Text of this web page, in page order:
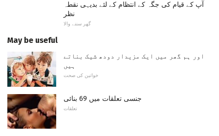
آپ کے قیام کی جگہ کے انتظام کے لئے بدیہی نقطہ
نظر
گھر سننے والا
May be useful
اور ہم گھر میں ایک مزیدار دودھ شیک بناتے
ہیں
خواتین کی صحت
جنسی تعلقات میں 69 بنائی
تعلقات